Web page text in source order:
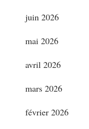
juin 2026
mai 2026
avril 2026
mars 2026
février 2026